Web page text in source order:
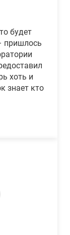
будет
пришлось
хоть и
знает кто